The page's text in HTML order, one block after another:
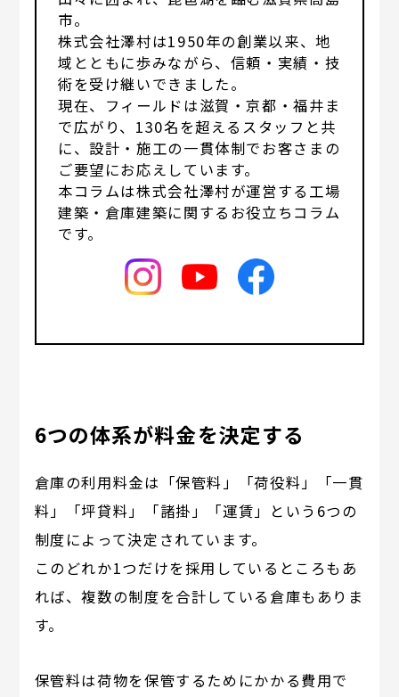
市。
株式会社澤村は1950年の創業以来、地
域とともに歩みながら、信頼・実績・技
術を受け継いできました。
現在、フィールドは滋賀・京都・福井ま
で広がり、130名を超えるスタッフと共
に、設計・施工の一貫体制でお客さまの
ご要望にお応えしています。
本コラムは株式会社澤村が運営する工場
建築・倉庫建築に関するお役立ちコラム
です。
6つの体系が料金を決定する
倉庫の利用料金は「保管料」「荷役料」「一貫
料」「坪貸料」「諸掛」「運賃」という6つの
制度によって決定されています。
このどれか1つだけを採用しているところもあ
れば、複数の制度を合計している倉庫もありま
す。
保管料は荷物を保管するためにかかる費用で